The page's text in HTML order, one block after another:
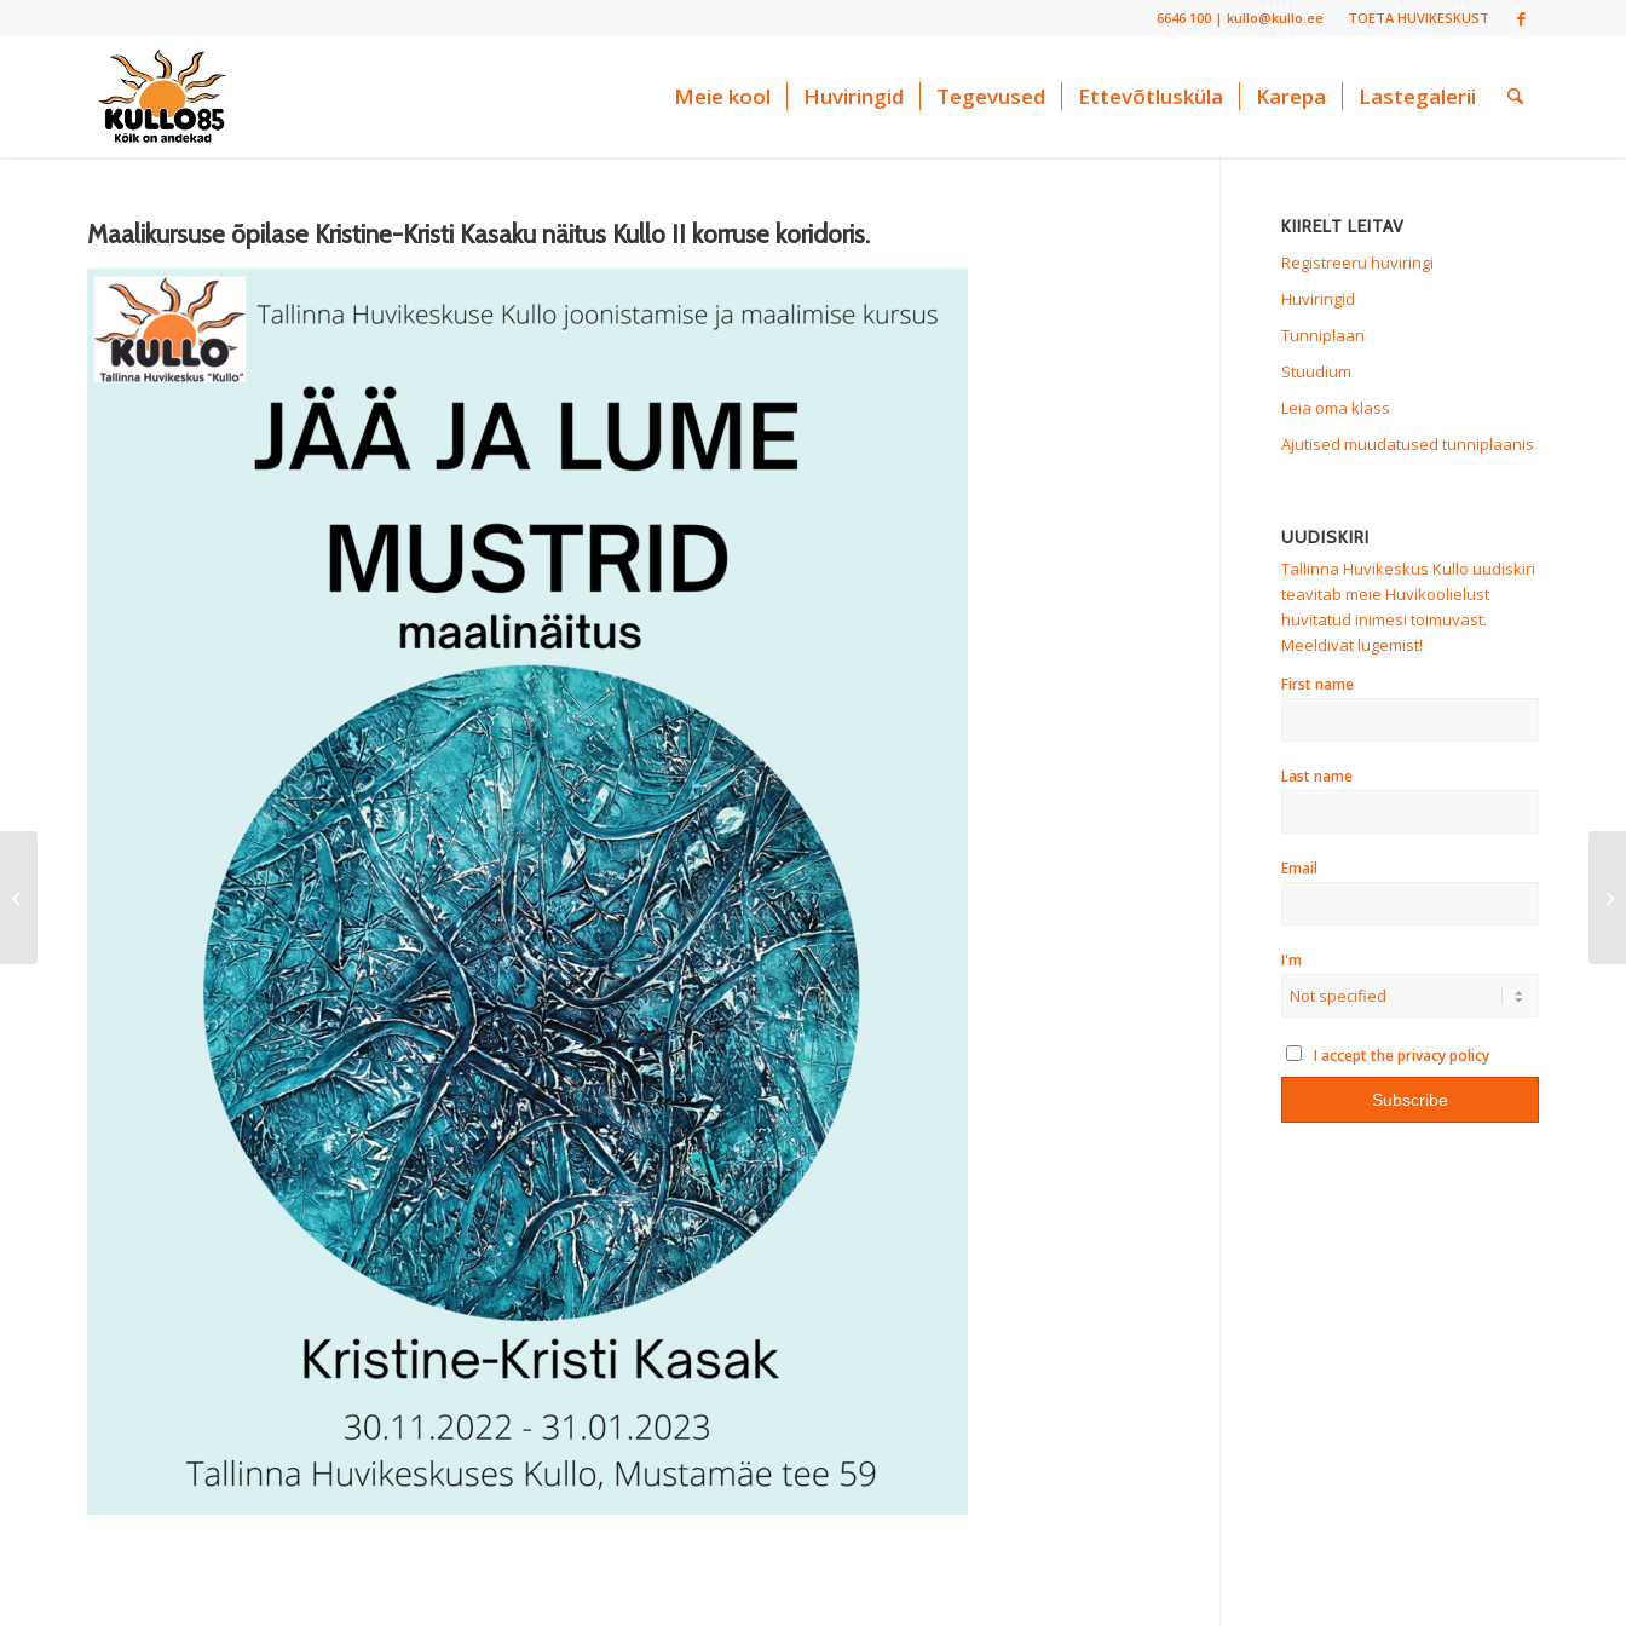
TOETA HUVIKESKUST
6646 100 | kullo@kullo.ee
Meie kool Huviringid Tegevused Ettevõtlusküla Karepa Lastegalerii
Maalikursuse õpilase Kristine-Kristi Kasaku näitus Kullo II korruse koridoris.
KIIRELT LEITAV
Registreeru huviringi
Huviringid
Tunniplaan
Stuudium
Leia oma klass
Ajutised muudatused tunniplaanis
UUDISKIRI
Tallinna Huvikeskus Kullo uudiskiri
teavitab meie Huvikoolielust
huvitatud inimesi toimuvast.
Meeldivat lugemist!
First name
Last name
Email
I'm
I accept the privacy policy
Kullo huviringide Jõulukontserid